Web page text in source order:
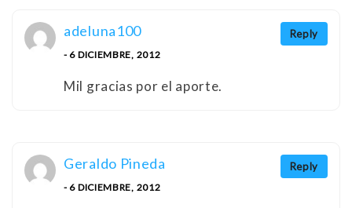
Reply
adeluna100
- 6 DICIEMBRE, 2012
Mil gracias por el aporte.
Reply
Geraldo Pineda
- 6 DICIEMBRE, 2012